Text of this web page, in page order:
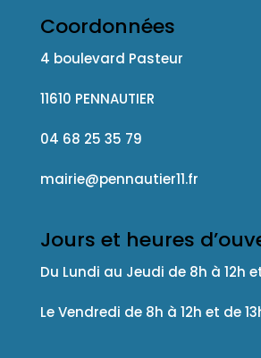
Coordonnées
4 boulevard Pasteur
11610 PENNAUTIER
04 68 25 35 79
mairie@pennautier11.fr
Jours et heures
Du Lundi au Jeudi de 8h à 12h
Le Vendredi de 8h à 12h et de